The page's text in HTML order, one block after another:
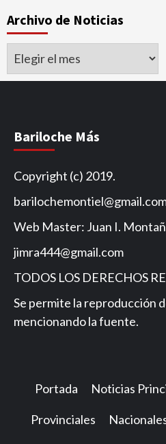
Archivo de Noticias
Archivo
Bariloche Más
Copyright (c) 2019.
Web Master: Juan I.
jimra444@gmail.com
TODOS LOS DERECHOS
Se permite la reproducción
mencionando la fuente.
Portada Noticias
Provinciales